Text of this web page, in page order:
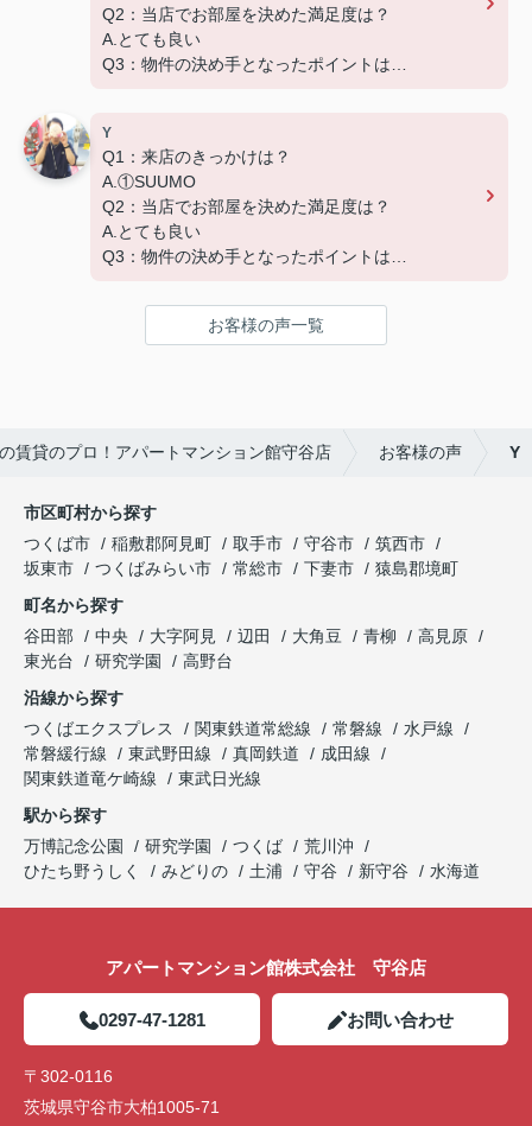
Q2：当店でお部屋を決めた満足度は？
A.とても良い
Q3：物件の決め手となったポイントは？
Y
Q1：来店のきっかけは？
A.①SUUMO
Q2：当店でお部屋を決めた満足度は？
A.とても良い
Q3：物件の決め手となったポイントは？
お客様の声一覧
賃貸のプロ！アパートマンション館守谷店 お客様の声 Y
市区町村から探す
つくば市
稲敷郡阿見町 取手市 守谷市
筑西市
坂東市
つくばみらい市 常総市 下妻市
猿島郡境町
町名から探す
谷田部
中央 大字阿見 辺田 大角豆 青柳
高見原
東光台
研究学園
高野台
沿線から探す
つくばエクスプレス
関東鉄道常総線 常磐線
水戸線
常磐緩行線
東武野田線 真岡鉄道
成田線
関東鉄道竜ケ崎線
東武日光線
駅から探す
万博記念公園
研究学園 つくば
荒川沖
ひたち野うしく
みどりの 土浦 守谷 新守谷 水海道
アパートマンション館株式会社 守谷店
0297-47-1281 お問い合わせ
〒302-0116
茨城県守谷市大柏1005-71